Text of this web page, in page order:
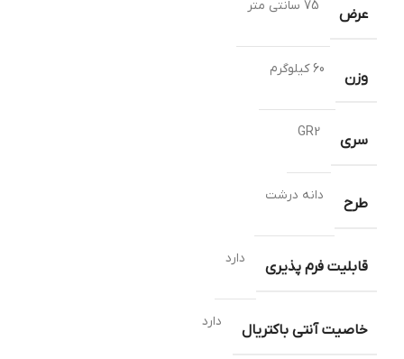
عرض 75 سانتی متر
وزن 60 کیلوگرم
سری GR2
طرح دانه درشت
قابلیت فرم پذیری دارد
خاصیت آنتی باکتریال دارد